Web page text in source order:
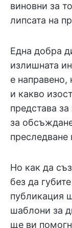
виновни за
липсата на
Една добра
излишната
е направено,
и какво
представа
за
преследване
Но как да
без да
публикация
шаблони за
ще ви